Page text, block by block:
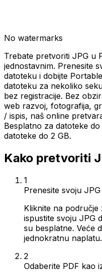
No watermarks
Trebate pretvoriti JPG u
jednostavnim. Prenesite
datoteku i dobijte
datoteku za nekoliko
bez registracije. Bez
web razvoj, fotografija,
/ ispis, naš online
Besplatno za datoteke
datoteke do 2 GB.
Kako pretvoriti
1
Prenesite svoju
Kliknite na
ispustite svoju JPG
su besplatne. Veće
jednokratnu naplatu.
2
Odaberite PDF kao